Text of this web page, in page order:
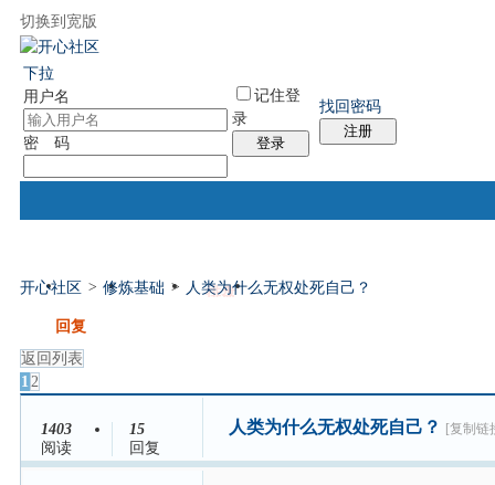
切换到宽版
下拉
用户名
密 码
记住登
录
登录
找回密码
注册
门户 论坛 排盘 个人中心
开心社区 > 修炼基础 > 人类为什么无权处死自己？
回复
返回列表
1 2
1403
阅读
15
回复
人类为什么无权处死自己？ [复制链